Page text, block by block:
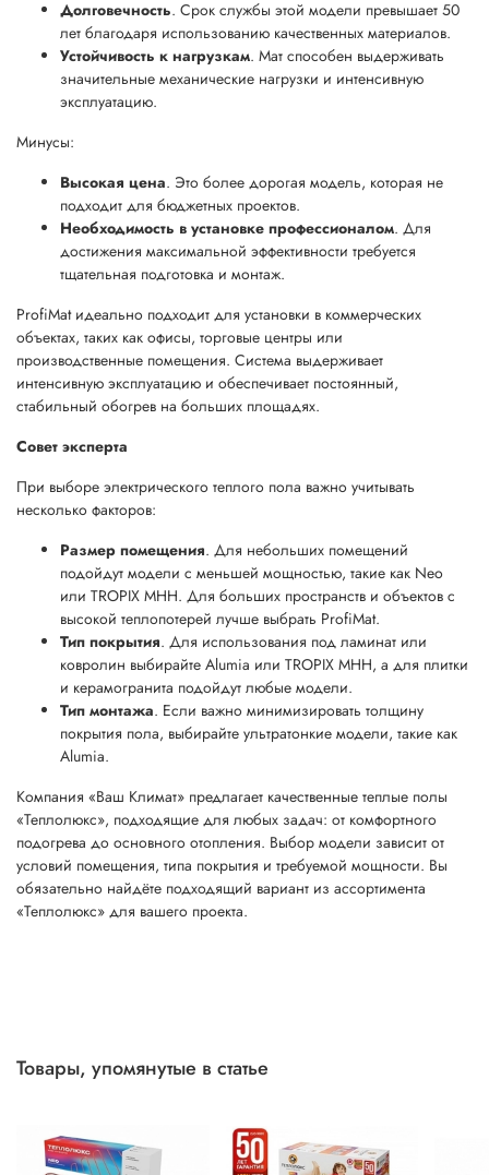
Долговечность. Срок службы этой модели превышает 50
лет благодаря использованию качественных материалов.
Устойчивость к нагрузкам. Мат способен выдерживать
значительные механические нагрузки и интенсивную
эксплуатацию.
Минусы:
Высокая цена. Это более дорогая модель, которая не
подходит для бюджетных проектов.
Необходимость в установке профессионалом. Для
достижения максимальной эффективности требуется
тщательная подготовка и монтаж.
ProfiMat идеально подходит для установки в коммерческих
объектах, таких как офисы, торговые центры или
производственные помещения. Система выдерживает
интенсивную эксплуатацию и обеспечивает постоянный,
стабильный обогрев на больших площадях.
Совет эксперта
При выборе электрического теплого пола важно учитывать
несколько факторов:
Размер помещения. Для небольших помещений
подойдут модели с меньшей мощностью, такие как Neo
или TROPIX MHH. Для больших пространств и объектов с
высокой теплопотерей лучше выбрать ProfiMat.
Тип покрытия. Для использования под ламинат или
ковролин выбирайте Alumia или TROPIX MHH, а для плитки
и керамогранита подойдут любые модели.
Тип монтажа. Если важно минимизировать толщину
покрытия пола, выбирайте ультратонкие модели, такие как
Alumia.
Компания «Ваш Климат» предлагает качественные теплые полы
«Теплолюкс», подходящие для любых задач: от комфортного
подогрева до основного отопления. Выбор модели зависит от
условий помещения, типа покрытия и требуемой мощности. Вы
обязательно найдёте подходящий вариант из ассортимента
«Теплолюкс» для вашего проекта.
Товары, упомянутые в статье